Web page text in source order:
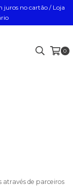
juros no cartão / Loja
0
através de parceiros